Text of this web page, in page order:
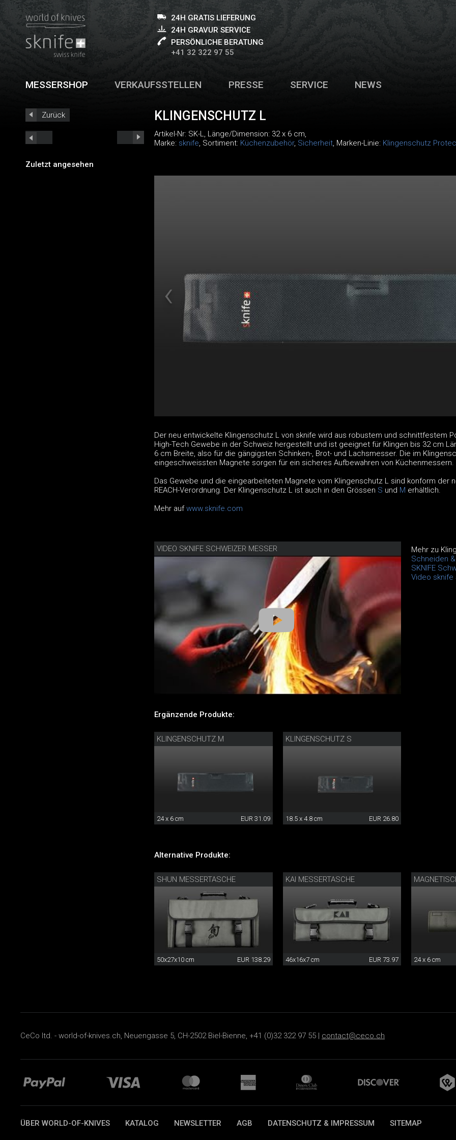
24H GRATIS LIEFERUNG
24H GRAVUR SERVICE
PERSÖNLICHE BERATUNG
+41 32 322 97 55
MESSERSHOP VERKAUFSSTELLEN PRESSE SERVICE NEWS
Zurück
Zuletzt angesehen
KLINGENSCHUTZ L
Artikel-Nr: SK-L, Länge/Dimension: 32 x 6 cm,
Marke: sknife, Sortiment: Küchenzubehör, Sicherheit, Marken-Linie: Klingenschutz
Der neu entwickelte Klingenschutz L von sknife wird aus robustem und schnittfestem
High-Tech Gewebe in der Schweiz hergestellt und ist geeignet für Klingen bis 32 cm
6 cm Breite, also für die gängigsten Schinken-, Brot- und Lachsmesser. Die im
eingeschweissten Magnete sorgen für ein sicheres Aufbewahren von Küchenmessern.
Das Gewebe und die eingearbeiteten Magnete vom Klingenschutz L sind konform der
REACH-Verordnung. Der Klingenschutz L ist auch in den Grössen S und M erhältlich.
Mehr aufwww.sknife.com
VIDEO SKNIFE SCHWEIZER MESSER
Mehr zu
Schneiden
SKNIFE
Video sknife
Ergänzende Produkte:
KLINGENSCHUTZ M
24 x 6 cm EUR 31.09
KLINGENSCHUTZ S
18.5 x 4.8 cm EUR 26.80
Alternative Produkte:
SHUN MESSERTASCHE
50x27x10 cm EUR 138.29
KAI MESSERTASCHE
46x16x7 cm EUR 73.97 24 x 6 cm
CeCo ltd. - world-of-knives.ch, Neuengasse 5, CH-2502 Biel-Bienne, +41 (0)32 322 97 55 | contact@ceco.ch
ÜBER WORLD-OF-KNIVES KATALOG NEWSLETTER AGB DATENSCHUTZ & IMPRESSUM SITEMAP